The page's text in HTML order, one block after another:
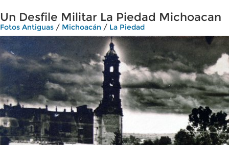
Un Desfile Militar La Piedad Michoacan
Fotos Antiguas / Michoacán / La Piedad